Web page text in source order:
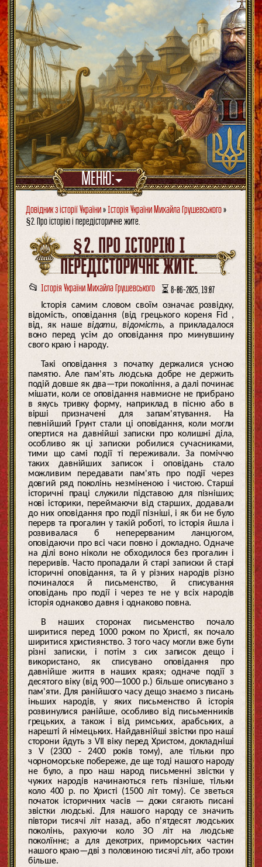
МЕНЮ:
Довідник з історії України»Історія України Михайла Грушевського»
§2. Про історію і передісторичне жите.
§2. ПРО ІСТОРІЮ І
ПЕРЕДІСТОРИЧНЕ ЖИТЕ.
📂 Історія України Михайла Грушевського ⏳ 8-06-2025, 19:07
Історія самим словом своїм означає розвідку,
відомість, оповідання (від грецького кореня Fid ,
від, як наше відати, відомість, а прикладалося
воно перед усім до оповідання про минувшину
свого краю і народу.
Такі оповідання з початку держалися усною
памятю. Але пам'ять людська добре не держить
подій довше як два—три покоління, а далі починає
мішати, коли се оповідання навмисне не прибрано
в якусь тривку форму, наприклад в пісню або в
вірші призначені для запам'ятування. На
певнійший Грунт стали ці оповідання, коли могли
опертися на давнійші записки про колишні діла,
особливо як ці записки робилися сучасниками,
тими що самі події ті переживали. За поміччю
таких давнійших записок і оповідань стало
можливим передавати пам'ять про події через
довгий ряд поколінь незміненою і чистою. Старші
історичні праці служили підставою для пізніших;
нові історики, переймаючи від старших, додавали
до них оповідання про події пізніші, і як би не було
перерв та прогалин у такій роботі, то історія йшла і
розвивалася б неперерваним ланцюгом,
оповідаючи про всі часи повно і докладно. Одначе
на ділі воно ніколи не обходилося без прогалин і
переривів. Часто пропадали й старі записки й старі
історичні оповідання, та й у різних народів різно
починалося й письменство, й списування
оповідань про події і через те не у всіх народів
історія однаково давня і однаково повна.
В наших сторонах письменство почало
ширитися перед 1000 роком по Христі, як почало
ширитися християнство. З того часу могли вже бути
різні записки, і потім з сих записок дещо і
використано, як списувано оповідання про
давнійше життя в наших краях; одначе події з
десятого віку (від 900—1000 р.) більше описувано з
пам'яти. Для ранійшого часу дещо знаємо з писань
іньших народів, у яких письменство й історія
розвинулися ранійше, особливо від письменників
грецьких, а також і від римських, арабських, а
нарешті й німецьких. Найдавнійші звістки про наші
сторони йдуть з VII віку перед Христом, докладніші
з V (2300 - 2400 років тому), але тільки про
чорноморське побереже, де ще тоді нашого народу
не було, а про наш народ письменні звістки у
чужих народів начинаються геть пізніше, тільки
коло 400 р. по Христі (1500 літ тому). Се зветься
початок історичних часів — доки сягають писані
звістки людські. Для нашого народу се значить
півтори тисячі літ назад, або п'ятдесят людських
поколінь, рахуючи коло ЗО літ на людське
поколїннє; а для декотрих, приморських частин
нашого краю—дві з половиною тисячі літ, або трохи
більше.